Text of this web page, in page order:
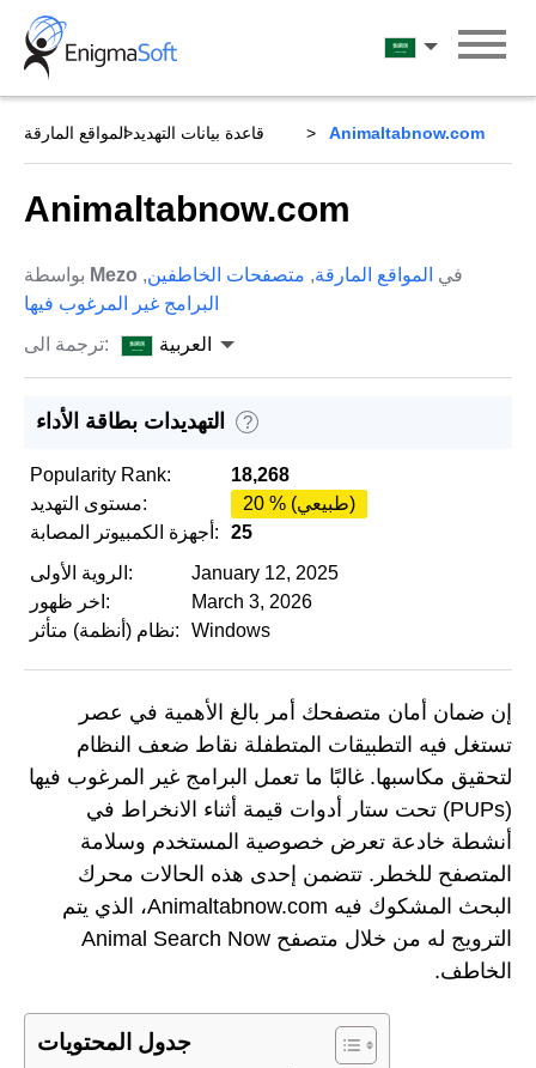
Skip
content
العربية
قاعدة بيانات التهديد المواقع المارقة Animaltabnow.com
Animaltabnow.com
Mezo في المواقع المارقة, متصفحات الخاطفين,
البرامج غير المرغوب فيها
ترجمة الى:
العربية
التهديدات بطاقة الأداء ?
Popularity Rank:
18,268
مستوى التهديد:
20 % (طبيعي)
أجهزة الكمبيوتر المصابة:
25
الروية الأولى:
January 12, 2025
اخر ظهور:
March 3, 2026
نظام (أنظمة) متأثر:
Windows
إن ضمان أمان متصفحك أمر بالغ الأهمية في عصر
تستغل فيه التطبيقات المتطفلة نقاط ضعف النظام
لتحقيق مكاسبها. غالبًا ما تعمل البرامج غير المرغوب فيها
(PUPs) تحت ستار أدوات قيمة أثناء الانخراط في
أنشطة خادعة تعرض خصوصية المستخدم وسلامة
المتصفح للخطر. تتضمن إحدى هذه الحالات محرك
البحث المشكوك فيه Animaltabnow.com، الذي يتم
الترويج له من خلال متصفح Animal Search Now
الخاطف.
جدول المحتويات